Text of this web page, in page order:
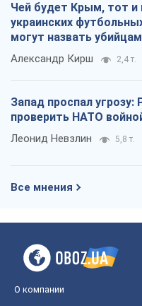
Чей будет Крым, тот и
украинских
могут назвать
Александр Кирш 2,4 т.
Запад проспал
проверить НАТО
Леонид Невзлин 5,8 т.
Все мнения
О компании